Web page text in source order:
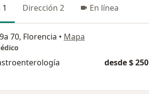
Dirección 2 En línea
70, Florencia • Mapa
desde $ 250